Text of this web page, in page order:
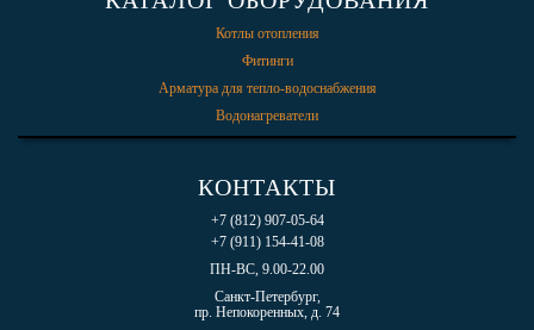
Котлы отопления
Фитинги
Арматура для тепло-водоснабжения
Водонагреватели
КОНТАКТЫ
+7 (812) 907-05-64
+7 (911) 154-41-08
ПН-ВС, 9.00-22.00
Санкт-Петербург,
пр. Непокоренных, д. 74